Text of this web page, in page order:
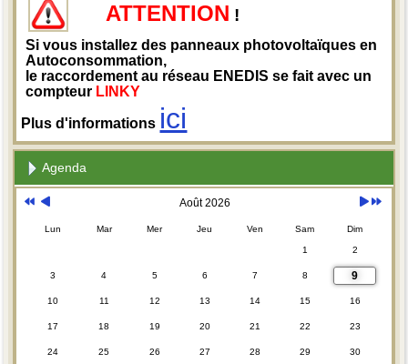
ATTENTION !
Si vous installez des panneaux photovoltaïques en
Autoconsommation,
le raccordement au réseau ENEDIS se fait avec un
compteur LINKY
Plus d'informations ici
Agenda
Août 2026
Lun Mar Mer Jeu Ven Sam Dim
1 2
3 4 5 6 7 8 9
10 11 12 13 14 15 16
17 18 19 20 21 22 23
24 25 26 27 28 29 30